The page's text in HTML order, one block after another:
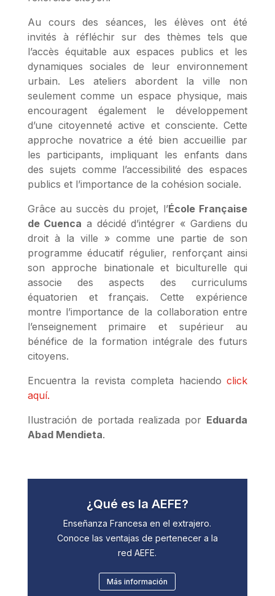
Au cours des séances, les élèves ont été
invités à réfléchir sur des thèmes tels que
l’accès équitable aux espaces publics et les
dynamiques sociales de leur environnement
urbain. Les ateliers abordent la ville non
seulement comme un espace physique, mais
encouragent également le développement
d’une citoyenneté active et consciente. Cette
approche novatrice a été bien accueillie par
les participants, impliquant les enfants dans
des sujets comme l’accessibilité des espaces
publics et l’importance de la cohésion sociale.
Grâce au succès du projet, l’École Française
de Cuenca a décidé d’intégrer « Gardiens du
droit à la ville » comme une partie de son
programme éducatif régulier, renforçant ainsi
son approche binationale et biculturelle qui
associe des aspects des curriculums
équatorien et français. Cette expérience
montre l’importance de la collaboration entre
l’enseignement primaire et supérieur au
bénéfice de la formation intégrale des futurs
citoyens.
Encuentra la revista completa haciendoclick
aquí.
Ilustración de portada realizada por Eduarda
Abad Mendieta.
¿Qué es la AEFE?
Enseñanza Francesa en el extrajero.
Conoce las ventajas de pertenecer a la
red AEFE.
Más información